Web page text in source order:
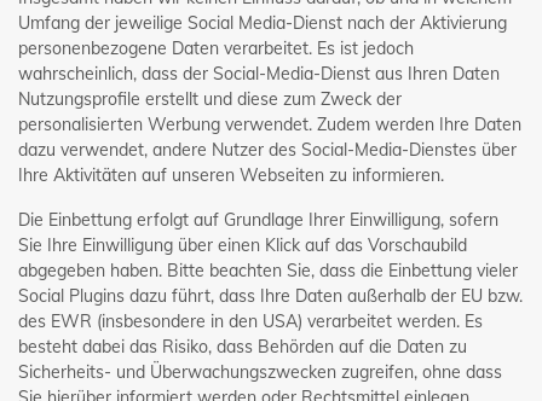
Umfang der jeweilige Social Media-Dienst nach der Aktivierung
personenbezogene Daten verarbeitet. Es ist jedoch
wahrscheinlich, dass der Social-Media-Dienst aus Ihren Daten
Nutzungsprofile erstellt und diese zum Zweck der
personalisierten Werbung verwendet. Zudem werden Ihre Daten
dazu verwendet, andere Nutzer des Social-Media-Dienstes über
Ihre Aktivitäten auf unseren Webseiten zu informieren.
Die Einbettung erfolgt auf Grundlage Ihrer Einwilligung, sofern
Sie Ihre Einwilligung über einen Klick auf das Vorschaubild
abgegeben haben. Bitte beachten Sie, dass die Einbettung vieler
Social Plugins dazu führt, dass Ihre Daten außerhalb der EU bzw.
des EWR (insbesondere in den USA) verarbeitet werden. Es
besteht dabei das Risiko, dass Behörden auf die Daten zu
Sicherheits- und Überwachungszwecken zugreifen, ohne dass